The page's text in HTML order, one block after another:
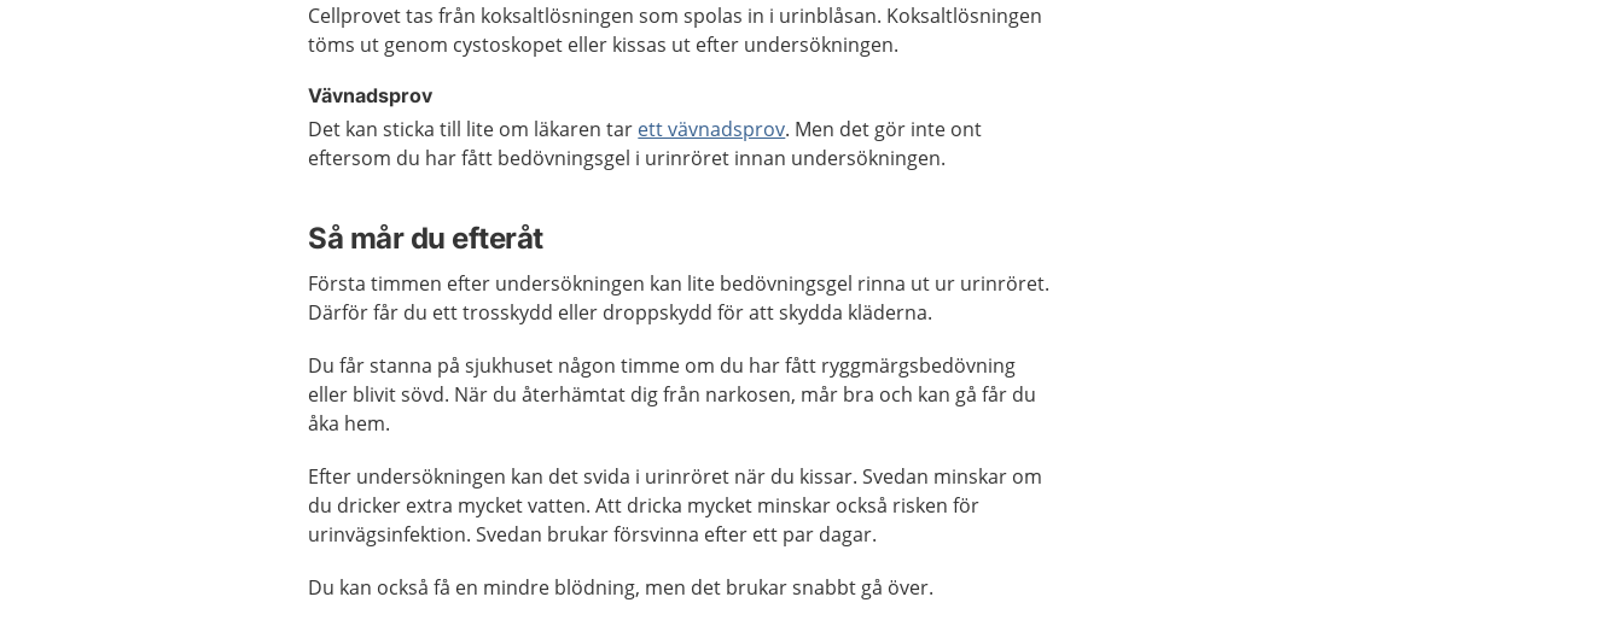
Cellprovet tas från koksaltlösningen som spolas in i urinblåsan. Koksaltlösningen
töms ut genom cystoskopet eller kissas ut efter undersökningen.
Vävnadsprov
Det kan sticka till lite om läkaren tar ett vävnadsprov. Men det gör inte ont
eftersom du har fått bedövningsgel i urinröret innan undersökningen.
Så mår du efteråt
Första timmen efter undersökningen kan lite bedövningsgel rinna ut ur urinröret.
Därför får du ett trosskydd eller droppskydd för att skydda kläderna.
Du får stanna på sjukhuset någon timme om du har fått ryggmärgsbedövning
eller blivit sövd. När du återhämtat dig från narkosen, mår bra och kan gå får du
åka hem.
Efter undersökningen kan det svida i urinröret när du kissar. Svedan minskar om
du dricker extra mycket vatten. Att dricka mycket minskar också risken för
urinvägsinfektion. Svedan brukar försvinna efter ett par dagar.
Du kan också få en mindre blödning, men det brukar snabbt gå över.